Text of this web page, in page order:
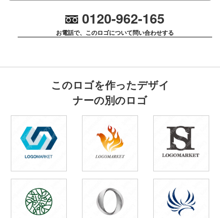
0120-962-165
お電話で、このロゴについて問い合わせする
このロゴを作ったデザイ
ナーの別のロゴ